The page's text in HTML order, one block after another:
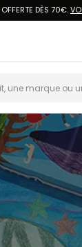
DÈS 70€.